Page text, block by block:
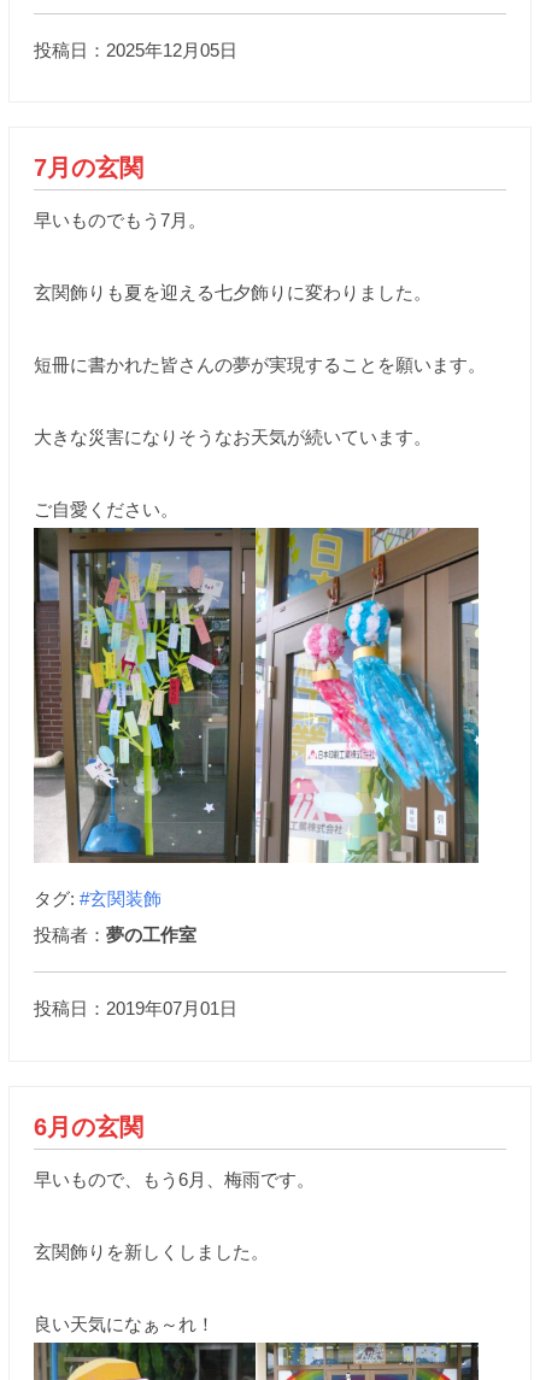
投稿日：2025年12月05日
7月の玄関
早いものでもう7月。
玄関飾りも夏を迎える七夕飾りに変わりました。
短冊に書かれた皆さんの夢が実現することを願います。
大きな災害になりそうなお天気が続いています。
ご自愛ください。
タグ: #玄関装飾
投稿者： 夢の工作室
投稿日：2019年07月01日
6月の玄関
早いもので、もう6月、梅雨です。
玄関飾りを新しくしました。
良い天気になぁ～れ！